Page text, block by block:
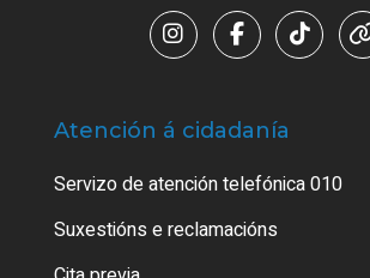
Atención á cidadanía
Servizo de atención telefónica 010
Suxestións e reclamacións